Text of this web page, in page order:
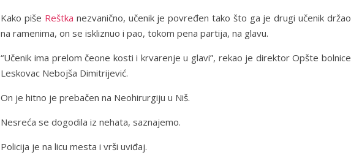
Kako piše Reštka nezvanično, učenik je povređen tako što ga je drugi učenik držao
na ramenima, on se iskliznuo i pao, tokom pena partija, na glavu.
“Učenik ima prelom čeone kosti i krvarenje u glavi”, rekao je direktor Opšte bolnice
Leskovac Nebojša Dimitrijević.
On je hitno je prebačen na Neohirurgiju u Niš.
Nesreća se dogodila iz nehata, saznajemo.
Policija je na licu mesta i vrši uviđaj.